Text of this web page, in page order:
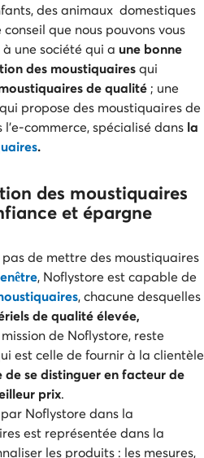
des animaux domestiques
que nous pouvons vous
une société qui a une bonne
des moustiquairesqui
de qualité ; une
propose des moustiquaires de
commerce, spécialisé dans la
.
des moustiquaires
et épargne
pas de mettre des moustiquaires
, Noflystore est capable de
, chacune desquelles
de qualité élevée,
de Noflystore, reste
est celle de fournir à la clientèle
se distinguer en facteur de
prix.
Noflystore dans la
est représentée dans la
les produits : les mesures,